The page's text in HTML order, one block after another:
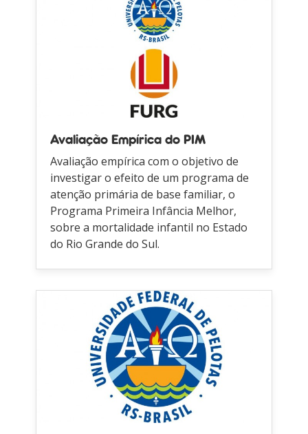
Avaliação Empírica do PIM
Avaliação empírica com o objetivo de
investigar o efeito de um programa de
atenção primária de base familiar, o
Programa Primeira Infância Melhor,
sobre a mortalidade infantil no Estado
do Rio Grande do Sul.